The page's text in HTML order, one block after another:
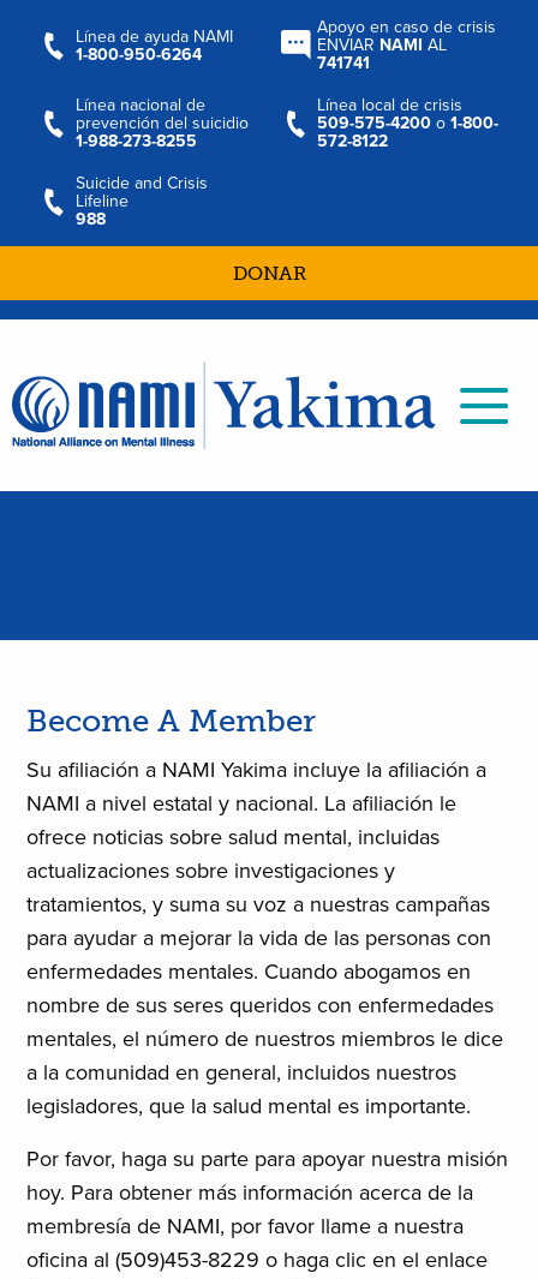
Línea de ayuda NAMI
1-800-950-6264
Apoyo en caso de crisis
ENVIAR NAMI AL
741741
Línea nacional de
prevención del suicidio
1-988-273-8255
Línea local de crisis
509-575-4200 o1-800-
572-8122
Suicide and Crisis
Lifeline
988
DONAR
Become A Member
Su afiliación a NAMI Yakima incluye la afiliación a
NAMI a nivel estatal y nacional. La afiliación le
ofrece noticias sobre salud mental, incluidas
actualizaciones sobre investigaciones y
tratamientos, y suma su voz a nuestras campañas
para ayudar a mejorar la vida de las personas con
enfermedades mentales. Cuando abogamos en
nombre de sus seres queridos con enfermedades
mentales, el número de nuestros miembros le dice
a la comunidad en general, incluidos nuestros
legisladores, que la salud mental es importante.
Por favor, haga su parte para apoyar nuestra misión
hoy. Para obtener más información acerca de la
membresía de NAMI, por favor llame a nuestra
oficina al (509)453-8229 o haga clic en el enlace